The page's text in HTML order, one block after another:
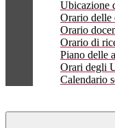
Ubicazione
Orario delle
Orario
Orario di
Piano delle
Orari degli
Calendario